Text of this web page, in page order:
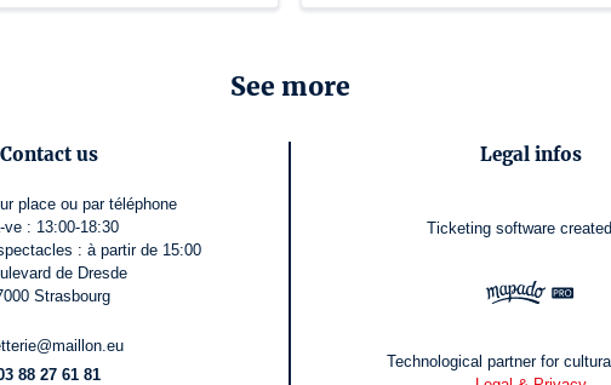
See more
Contact us
place ou par téléphone
ve : 13:00-18:30
: à partir de 15:00
de Dresde
Strasbourg
88 27 61 81
Legal infos
Ticketing software
Technological partner for